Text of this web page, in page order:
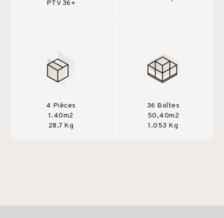
PTV 36+
4 Pièces
1.40m2
28,7 Kg
36 Boîtes
50,40m2
1.053 Kg